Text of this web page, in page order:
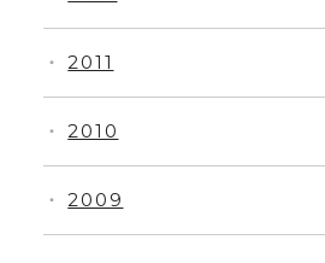
・ 2009
・ 2010
・ 2011